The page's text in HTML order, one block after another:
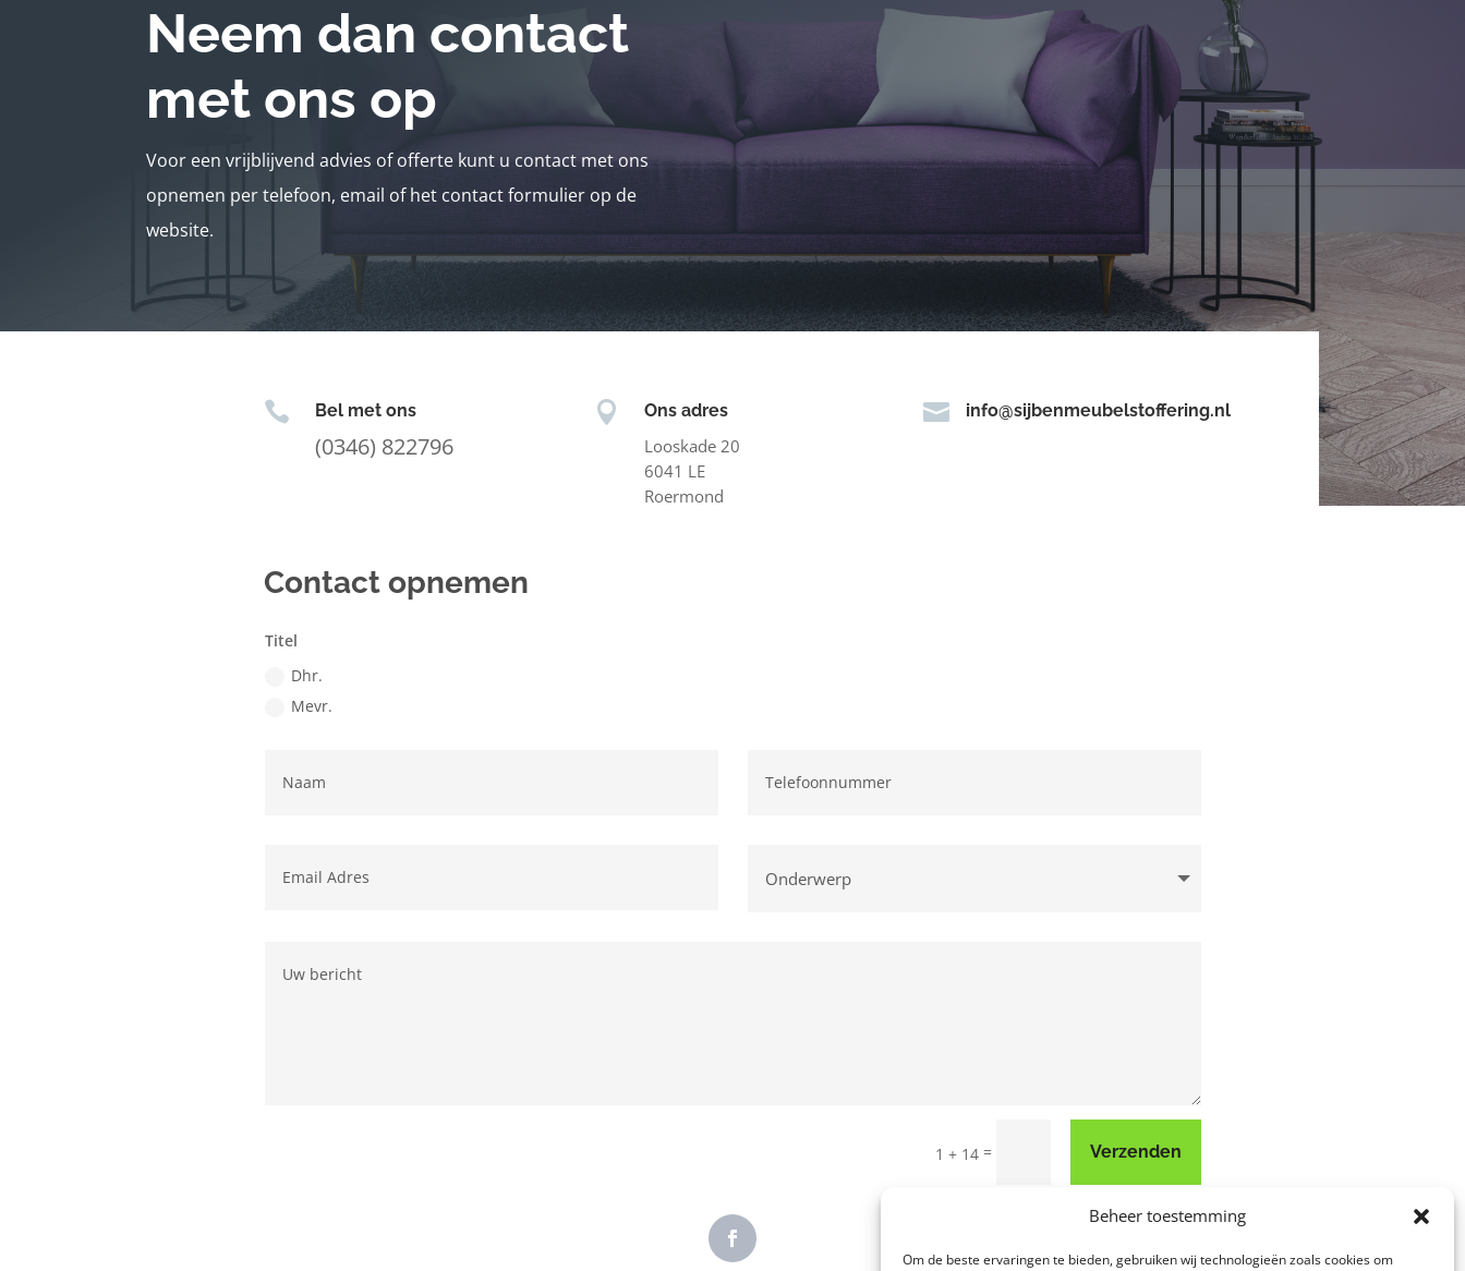
Beheer toestemming
Om de beste ervaringen te bieden, gebruiken wij technologieën zoals cookies om
Neem dan contact
met ons op
Voor een vrijblijvend advies of offerte kunt u contact met ons
opnemen per telefoon, email of het contact formulier op de
website.
 Bel met ons
(0346) 822796
 Ons adres
Looskade 20
6041 LE
Roermond
 info@sijbenmeubelstoffering.nl
Contact opnemen
Titel
Dhr.
Mevr.
1 + 14 = Verzenden